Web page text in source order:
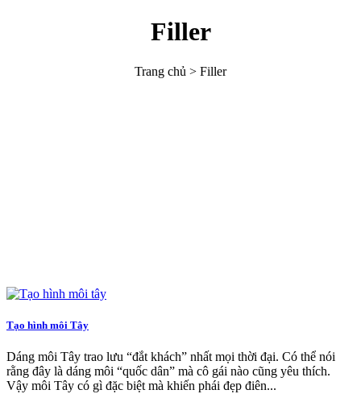
Filler
Trang chủ > Filler
Tạo hình môi Tây
Dáng môi Tây trao lưu “đắt khách” nhất mọi thời đại. Có thể nói
rằng đây là dáng môi “quốc dân” mà cô gái nào cũng yêu thích.
Vậy môi Tây có gì đặc biệt mà khiến phái đẹp điên...